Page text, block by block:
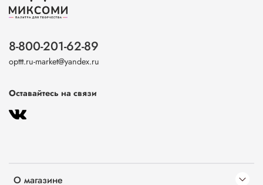
О магазине
8-800-201-62-89
opttt.ru-market@yandex.ru
Оставайтесь на связи